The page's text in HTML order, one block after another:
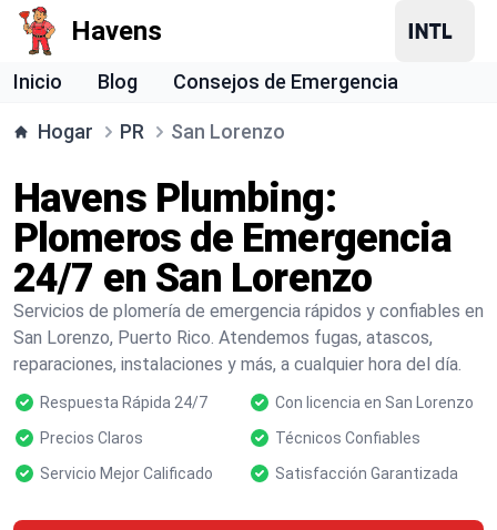
Havens
Inicio Blog Consejos de Emergencia
Hogar PR San Lorenzo
Havens Plumbing:
Plomeros de Emergencia
24/7 en San Lorenzo
Servicios de plomería de emergencia rápidos y confiables en
San Lorenzo, Puerto Rico. Atendemos fugas, atascos,
reparaciones, instalaciones y más, a cualquier hora del día.
Respuesta Rápida 24/7
Con licencia en San Lorenzo
Precios Claros
Técnicos Confiables
Servicio Mejor Calificado
Satisfacción Garantizada